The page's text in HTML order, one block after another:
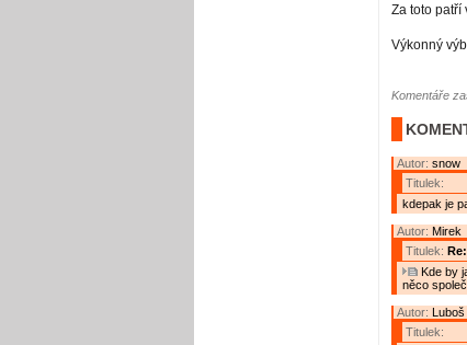
Za toto patří
Výkonný
Komentáře
Autor: snow
Titulek:
kdepak je
Autor: Mirek
Titulek: Re:
Kde by
něco
Autor: Luboš
Titulek: